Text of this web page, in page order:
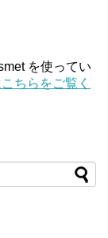
を使ってい
ちらをご覧く